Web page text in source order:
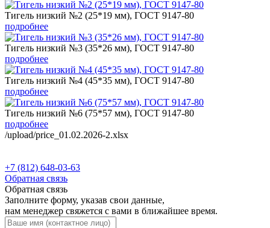
Тигель низкий №2 (25*19 мм), ГОСТ 9147-80
подробнее
Тигель низкий №3 (35*26 мм), ГОСТ 9147-80
подробнее
Тигель низкий №4 (45*35 мм), ГОСТ 9147-80
подробнее
Тигель низкий №6 (75*57 мм), ГОСТ 9147-80
подробнее
/upload/price_01.02.2026-2.xlsx
+7 (812) 648-03-63
Обратная связь
Обратная связь
Заполните форму, указав свои данные,
нам менеджер свяжется с вами в ближайшее время.